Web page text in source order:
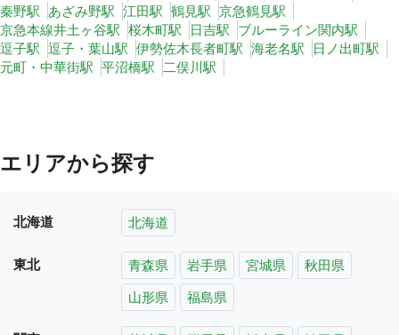
秦野駅 あざみ野駅 江田駅 鶴見駅 京急鶴見駅
京急本線井土ヶ谷駅 桜木町駅 日吉駅 ブルーライン関内駅
逗子駅 逗子・葉山駅 伊勢佐木長者町駅 海老名駅 日ノ出町駅
元町・中華街駅 平沼橋駅 二俣川駅
エリアから探す
北海道 北海道
東北 青森県 岩手県 宮城県
秋田県
山形県
福島県